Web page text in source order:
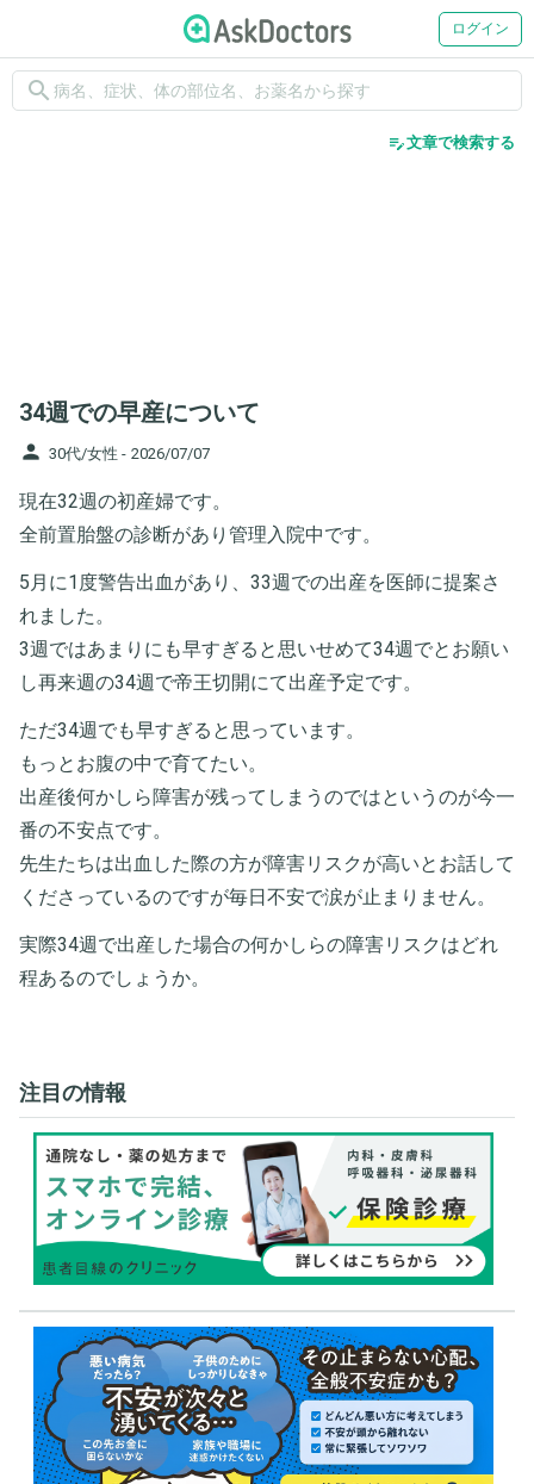
ログイン
search
edit_note文章で検索する
34週での早産について
person 30代/女性 - 2026/07/07
現在32週の初産婦です。
全前置胎盤の診断があり管理入院中です。
5月に1度警告出血があり、33週での出産を医師に提案さ
れました。
3週ではあまりにも早すぎると思いせめて34週でとお願い
し再来週の34週で帝王切開にて出産予定です。
ただ34週でも早すぎると思っています。
もっとお腹の中で育てたい。
出産後何かしら障害が残ってしまうのではというのが今一
番の不安点です。
先生たちは出血した際の方が障害リスクが高いとお話して
くださっているのですが毎日不安で涙が止まりません。
実際34週で出産した場合の何かしらの障害リスクはどれ
程あるのでしょうか。
注目の情報